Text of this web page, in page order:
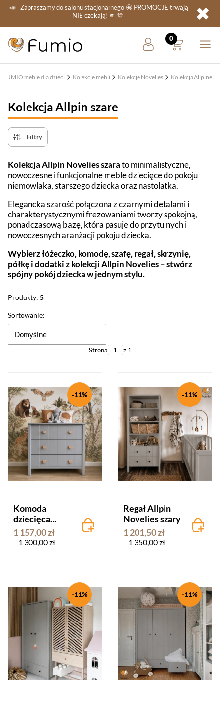
📣 Zapraszamy do salonu stacjonarnego🤩 PROMOCJE trwają
NIE czekają! 🫵 🫶 ✖
FUMIO meble dla dzieci Kolekcje mebli Kolekcje Novelies Kolekcja Allpine
Kolekcja Allpin szare
Filtry
Kolekcja Allpin Novelies szarato minimalistyczne,
nowoczesne i funkcjonalne meble dziecięce do pokoju
niemowlaka, starszego dziecka oraz nastolatka.
Elegancka szarość połączona z czarnymi detalami i
charakterystycznymi frezowaniami tworzy spokojną,
ponadczasową bazę, która pasuje do przytulnych i
nowoczesnych aranżacji pokoju dziecka.
Wybierz łóżeczko, komodę, szafę, regał, skrzynię,
półkę i dodatki z kolekcji Allpin Novelies – stwórz
spójny pokój dziecka w jednym stylu.
Produkty: 5
Lista produktów
Sortowanie:
Domyślne
Strona z 1
Komoda
dziecięca
Allpin
Novelies szara
1 157,00 zł
1 300,00 zł
-11%
Regał Allpin
Novelies szary
1 201,50 zł
1 350,00 zł
-11%
-11% -11%